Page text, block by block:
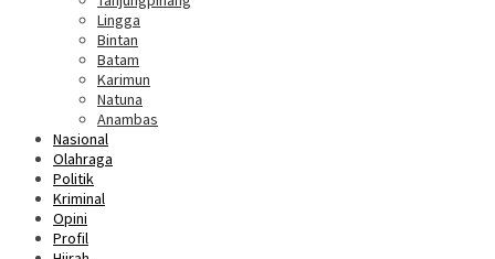
Lingga
Bintan
Batam
Karimun
Natuna
Anambas
Nasional
Olahraga
Politik
Kriminal
Opini
Profil